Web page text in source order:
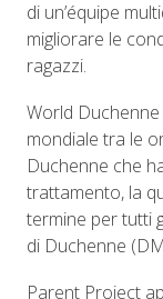
di un’équipe
migliorare le
ragazzi.
World
mondiale tra le
Duchenne che
trattamento, la
termine per tutti
di Duchenne
Parent Project